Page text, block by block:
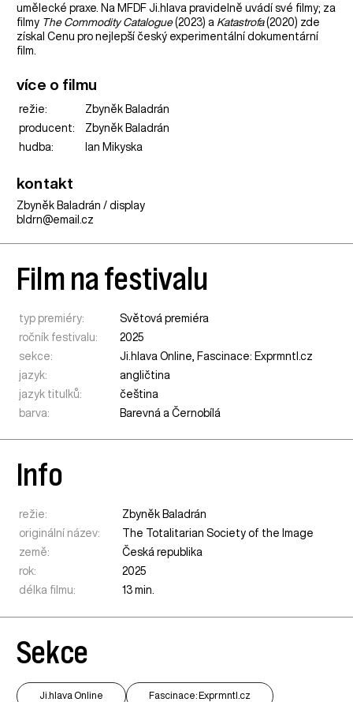
umělecké praxe. Na MFDF Ji.hlava pravidelně uvádí své filmy; za
filmy The Commodity Catalogue(2023) a Katastrofa(2020) zde
získal Cenu pro nejlepší český experimentální dokumentární
film.
více o filmu
režie:
Zbyněk Baladrán
producent:
Zbyněk Baladrán
hudba:
Ian Mikyska
kontakt
Zbyněk Baladrán / display
bldrn@email.cz
Film na festivalu
typ premiéry:
Světová premiéra
ročník festivalu:
2025
sekce:
Ji.hlava Online, Fascinace: Exprmntl.cz
jazyk:
angličtina
jazyk titulků:
čeština
barva:
Barevná a Černobílá
Info
režie:
Zbyněk Baladrán
originální název:
The Totalitarian Society of the Image
země:
Česká republika
rok:
2025
délka filmu:
13 min.
Sekce
Ji.hlava Online Fascinace: Exprmntl.cz